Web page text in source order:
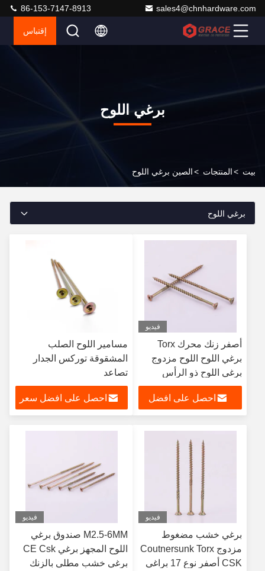
sales4@chnhardware.com
86-153-7147-8913
إقتباس
برغي اللوح
بيت >المنتجات >الصين برغي اللوح
برغي اللوح
فيديو
أصفر زنك محرك Torx
برغي اللوح اللوح مزدوج
برغي اللوح ذو الرأس
الغاطسة
احصل على افضل
مسامير اللوح الصلب
المشقوقة توركس الجدار
تصاعد
احصل على افضل سعر
فيديو
برغي خشب مضغوط
مزدوج Coutnersunk Torx
CSK أصفر نوع 17 براغي
فيديو
M2.5-6MM صندوق برغي
اللوح المجهز برغي CE Csk
برغي خشب مطلي بالزنك